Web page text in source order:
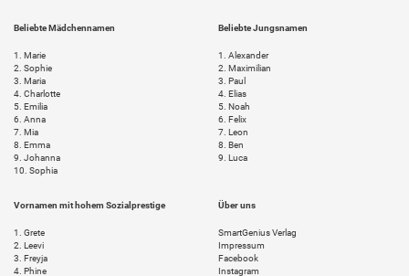
Beliebte Mädchennamen
1. Marie
2. Sophie
3. Maria
4. Charlotte
5. Emilia
6. Anna
7. Mia
8. Emma
9. Johanna
10. Sophia
Beliebte Jungsnamen
1. Alexander
2. Maximilian
3. Paul
4. Elias
5. Noah
6. Felix
7. Leon
8. Ben
9. Luca
Vornamen mit hohem Sozialprestige
1. Grete
2. Leevi
3. Freyja
4. Phine
Über uns
SmartGenius Verlag
Impressum
Facebook
Instagram